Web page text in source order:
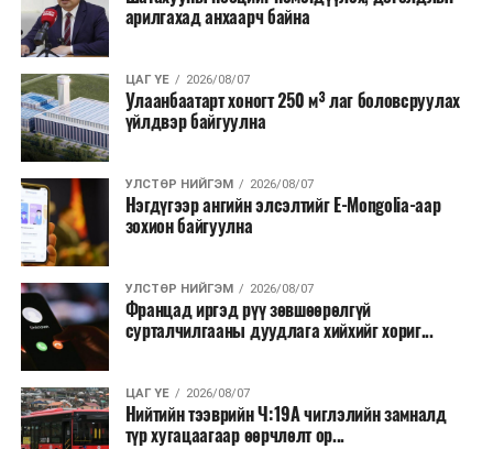
эцсийн хэрэглэгчид борлуулах боломж бүрдэх юм.
Түүнчлэн түлш, улаанбуудай, хүнсний ногооны нөөц
бүрдүүлэх зоорь, агуулах барих аж ахуйн нэгжүүдэд
хөнгөлөлттэй зээл олгох, цахилгааны хөнгөлөлт
үзүүлэхийг салбарын сайд нарт үүрэг болголоо.
арилгахад анхаарч байна
ЦАГ ҮЕ 2026/08/07
Улаанбаатарт хоногт 250 м³ лаг боловсруулах
үйлдвэр байгуулна
УЛСТӨР НИЙГЭМ 2026/08/07
Нэгдүгээр ангийн элсэлтийг E-Mongolia-аар
зохион байгуулна
УЛСТӨР НИЙГЭМ 2026/08/07
Францад иргэд рүү зөвшөөрөлгүй
сурталчилгааны дуудлага хийхийг хориг...
ЦАГ ҮЕ 2026/08/07
Нийтийн тээврийн Ч:19А чиглэлийн замналд
түр хугацаагаар өөрчлөлт ор...